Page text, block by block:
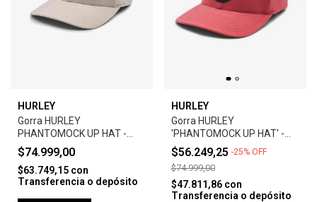
HURLEY
Gorra HURLEY
PHANTOMOCK UP HAT -
GREY
$74.999,00
$63.749,15 con
Transferencia o depósito
HURLEY
Gorra HURLEY
'PHANTOMOCK UP HAT' -
UNIVERSTY RED
$56.249,25 -25% OFF
$74.999,00
$47.811,86 con
Transferencia o depósito